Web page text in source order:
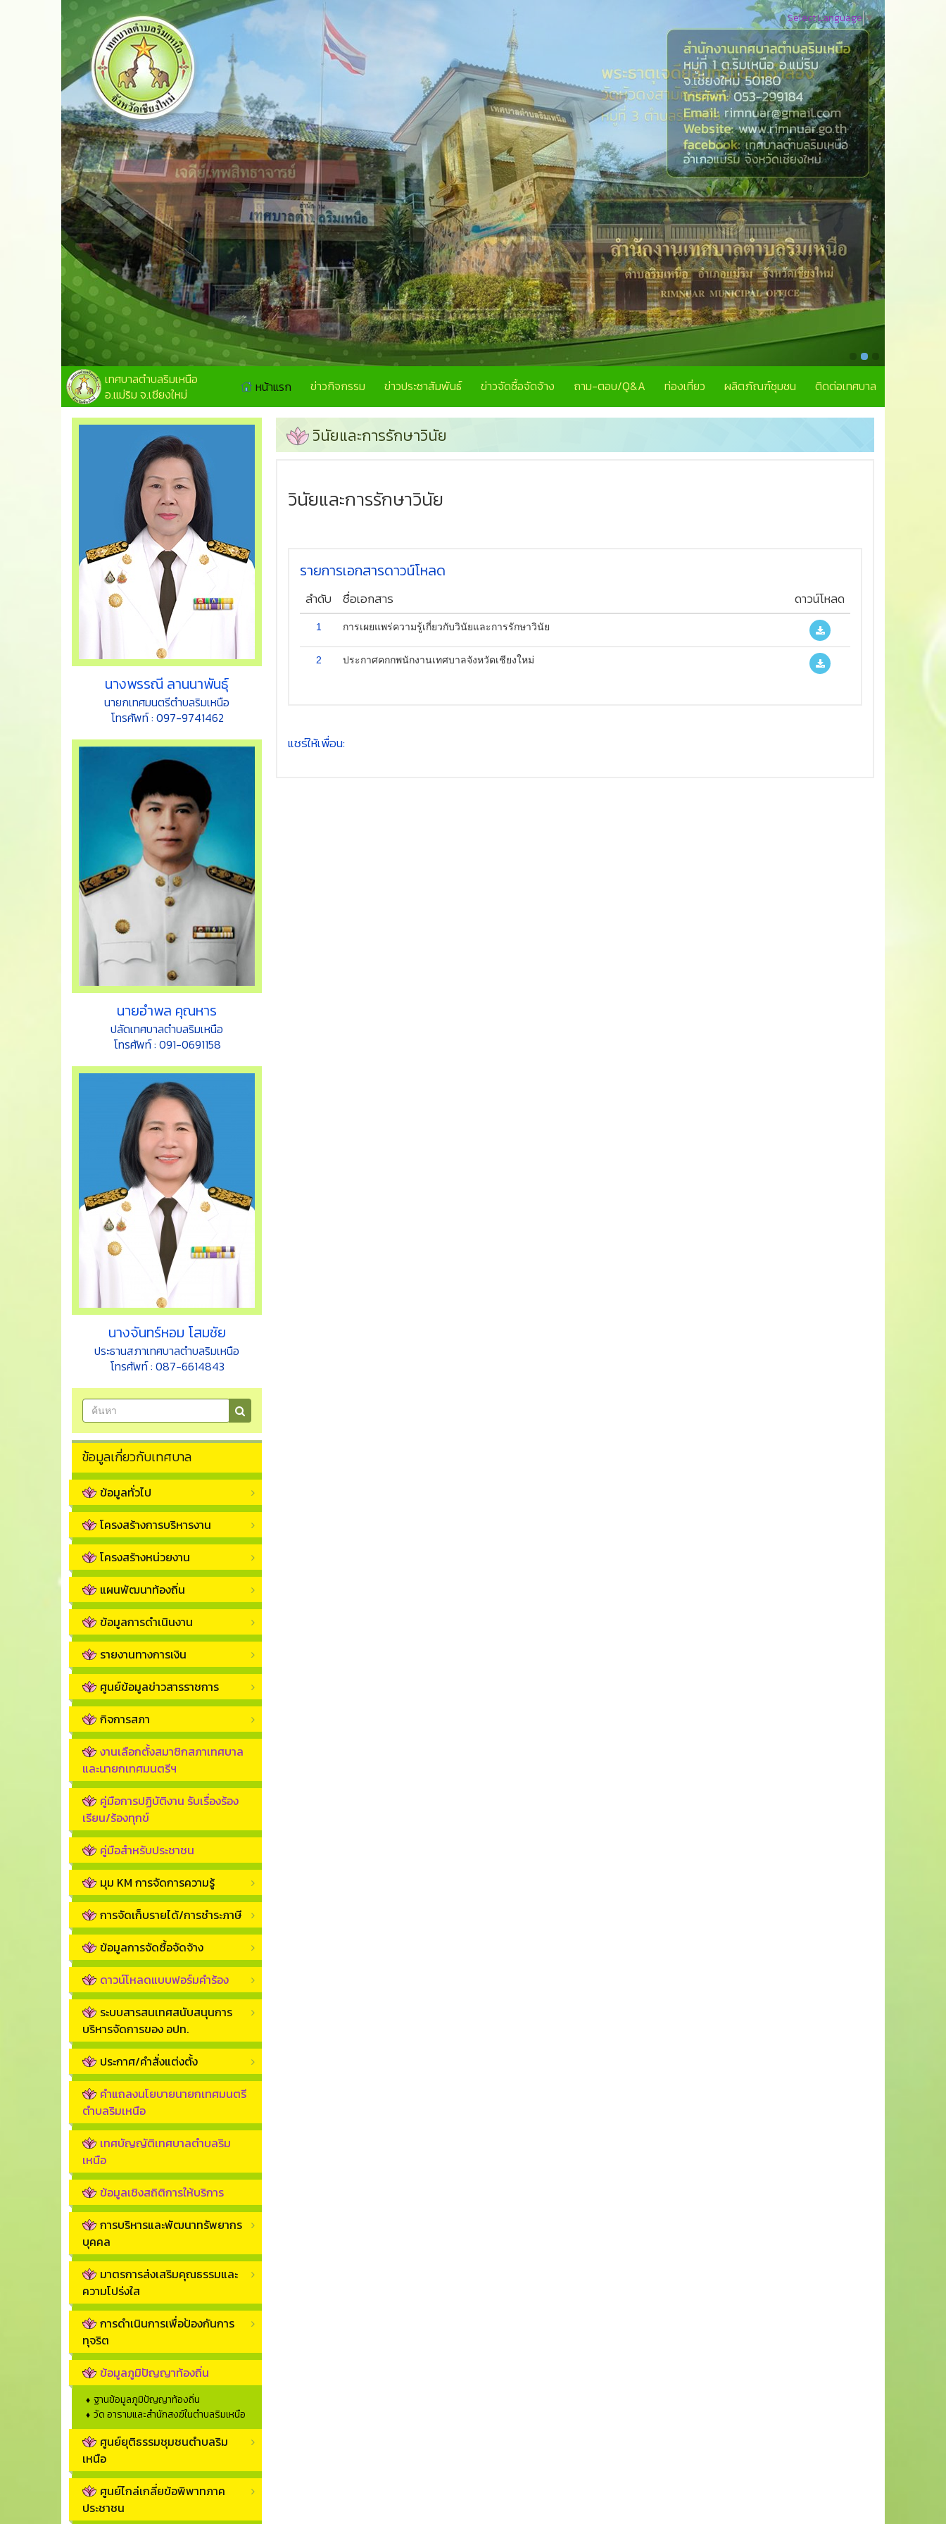
เทศบาลตำบลริมเหนือ
อ.แม่ริม จ.เชียงใหม่
หน้าแรก ข่าวกิจกรรม ข่าวประชาสัมพันธ์ ข่าวจัดซื้อจัดจ้าง ถาม-ตอบ/Q&A ท่องเที่ยว ผลิตภัณฑ์ชุมชน ติดต่อเทศบาล
Select Language▼
นางพรรณี ลานนาพันธุ์
นายกเทศมนตรีตำบลริมเหนือ
โทรศัพท์ : 097-9741462
นายอำพล คุณหาร
ปลัดเทศบาลตำบลริมเหนือ
โทรศัพท์ : 091-0691158
นางจันทร์หอม โสมชัย
ประธานสภาเทศบาลตำบลริมเหนือ
โทรศัพท์ : 087-6614843
ข้อมูลเกี่ยวกับเทศบาล
ข้อมูลทั่วไป
โครงสร้างการบริหารงาน
โครงสร้างหน่วยงาน
แผนพัฒนาท้องถิ่น
ข้อมูลการดำเนินงาน
รายงานทางการเงิน
ศูนย์ข้อมูลข่าวสารราชการ
กิจการสภา
งานเลือกตั้งสมาชิกสภาเทศบาล
และนายกเทศมนตรีฯ
คู่มือการปฏิบัติงาน รับเรื่องร้อง
เรียน/ร้องทุกข์
คู่มือสำหรับประชาชน
มุม KM การจัดการความรู้
การจัดเก็บรายได้/การชำระภาษี
ข้อมูลการจัดซื้อจัดจ้าง
ดาวน์โหลดแบบฟอร์มคำร้อง
ระบบสารสนเทศสนับสนุนการ
บริหารจัดการของ อปท.
ประกาศ/คำสั่งแต่งตั้ง
คำแถลงนโยบายนายกเทศมนตรี
ตำบลริมเหนือ
เทศบัญญัติเทศบาลตำบลริม
เหนือ
ข้อมูลเชิงสถิติการให้บริการ
การบริหารและพัฒนาทรัพยากร
บุคคล
มาตรการส่งเสริมคุณธรรมและ
ความโปร่งใส
การดำเนินการเพื่อป้องกันการ
ทุจริต
ข้อมูลภูมิปัญญาท้องถิ่น
ฐานข้อมูลภูมิปัญญาท้องถิ่น
วัด อารามและสำนักสงฆ์ในตำบลริมเหนือ
ศูนย์ยุติธรรมชุมชนตำบลริม
เหนือ
ศูนย์ไกล่เกลี่ยข้อพิพาทภาค
ประชาชน
วินัยและการรักษาวินัย
วินัยและการรักษาวินัย
รายการเอกสารดาวน์โหลด
ลำดับ ชื่อเอกสาร ดาวน์โหลด
1 การเผยแพร่ความรู้เกี่ยวกับวินัยและการรักษาวินัย
2 ประกาศคกกพนักงานเทศบาลจังหวัดเชียงใหม่
แชร์ให้เพื่อน: